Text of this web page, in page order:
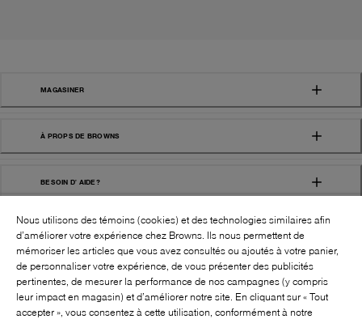
MAGASINER
À PROPS DE BROWNS
BESOIN D' AIDE?
SUIVEZ-NOUS!:
Nous utilisons des témoins (cookies) et des technologies similaires afin
d’améliorer votre expérience chez Browns. Ils nous permettent de
mémoriser les articles que vous avez consultés ou ajoutés à votre panier,
de personnaliser votre expérience, de vous présenter des publicités
pertinentes, de mesurer la performance de nos campagnes (y compris
leur impact en magasin) et d’améliorer notre site. En cliquant sur « Tout
accepter », vous consentez à cette utilisation, conformément à notre